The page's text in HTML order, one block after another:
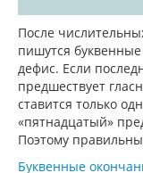
После
пишутся
дефис. Если
предшествует
ставится только
«пятнадцатый»
Поэтому
Буквенные